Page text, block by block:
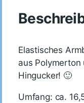
Elastisches
aus Polymerton
Hingucker! 🙂
Umfang: ca.